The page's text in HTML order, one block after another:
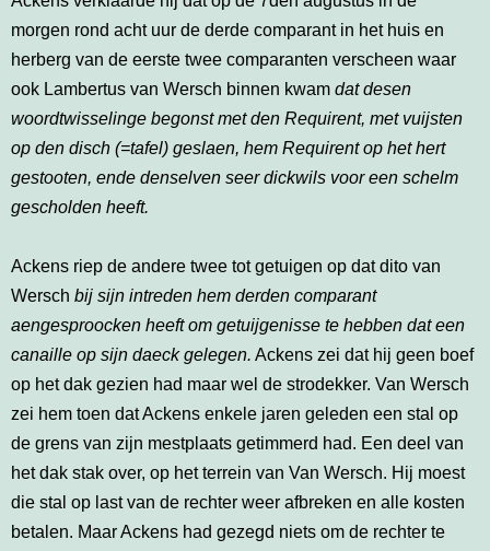
morgen rond acht uur de derde comparant in het huis en
herberg van de eerste twee comparanten verscheen waar
ook Lambertus van Wersch binnen kwam dat desen
woordtwisselinge begonst met den Requirent, met vuijsten
op den disch (=tafel) geslaen, hem Requirent op het hert
gestooten, ende denselven seer dickwils voor een schelm
gescholden heeft.
Ackens riep de andere twee tot getuigen op dat dito van
Wersch bij sijn intreden hem derden comparant
aengesproocken heeft om getuijgenisse te hebben dat een
canaille op sijn daeck gelegen. Ackens zei dat hij geen boef
op het dak gezien had maar wel de strodekker. Van Wersch
zei hem toen dat Ackens enkele jaren geleden een stal op
de grens van zijn mestplaats getimmerd had. Een deel van
het dak stak over, op het terrein van Van Wersch. Hij moest
die stal op last van de rechter weer afbreken en alle kosten
betalen. Maar Ackens had gezegd niets om de rechter te